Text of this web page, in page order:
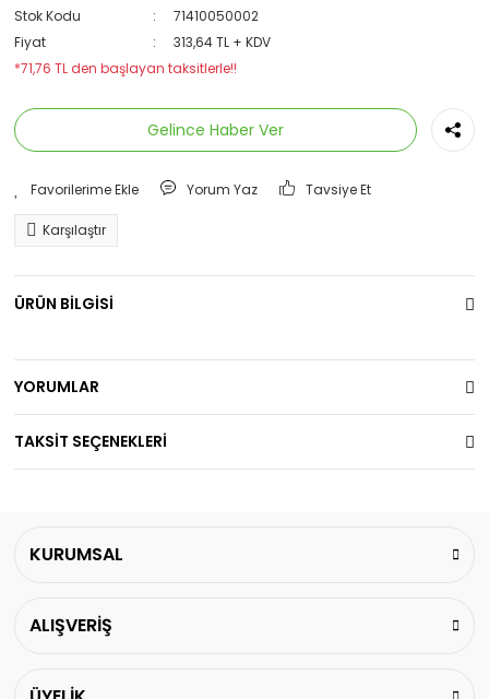
Stok Kodu
71410050002
Fiyat
313,64 TL + KDV
*71,76 TL den başlayan taksitlerle!!
Gelince Haber Ver
Yorum Yaz Tavsiye Et
Karşılaştır
ÜRÜN BİLGİSİ
YORUMLAR
TAKSİT SEÇENEKLERİ
KURUMSAL
ALIŞVERİŞ